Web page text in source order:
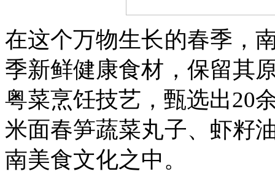
在这个万物生长的春季，
季新鲜健康食材，保留其
粤菜烹饪技艺，甄选出20
米面春笋蔬菜丸子、虾籽
南美食文化之中。